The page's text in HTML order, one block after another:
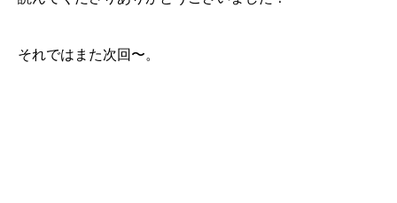
それではまた次回〜。